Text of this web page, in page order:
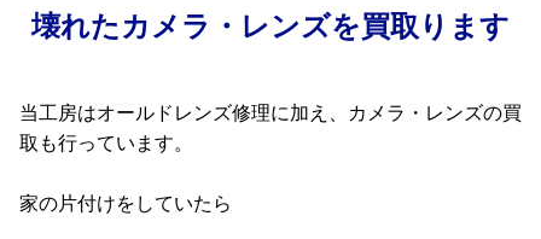
壊れたカメラ・レンズを買取ります
当工房はオールドレンズ修理に加え、カメラ・レンズの買
取も行っています。
家の片付けをしていたら